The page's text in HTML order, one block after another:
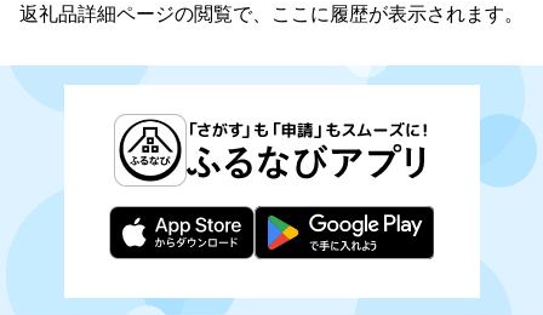
返礼品詳細ページの閲覧で、ここに履歴が表示されます。